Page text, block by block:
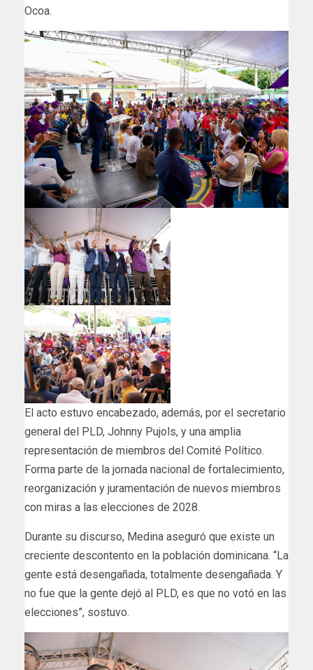
Ocoa.
El acto estuvo encabezado, además, por el secretario
general del PLD, Johnny Pujols, y una amplia
representación de miembros del Comité Político.
Forma parte de la jornada nacional de fortalecimiento,
reorganización y juramentación de nuevos miembros
con miras a las elecciones de 2028.
Durante su discurso, Medina aseguró que existe un
creciente descontento en la población dominicana. “La
gente está desengañada, totalmente desengañada. Y
no fue que la gente dejó al PLD, es que no votó en las
elecciones”, sostuvo.